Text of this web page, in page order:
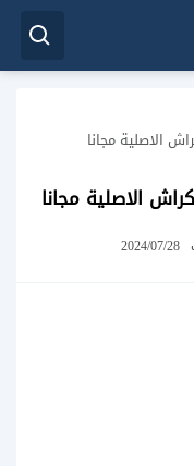
الاصلية مجانا
الاصلية مجانا
2024/07/28